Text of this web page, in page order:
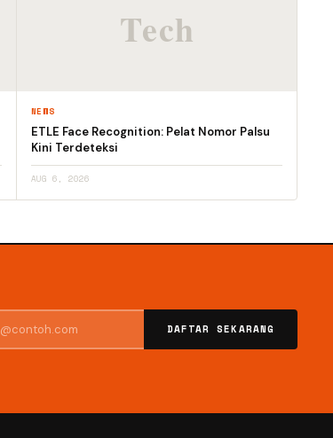
NEWS
ETLE Face Recognition: Pelat Nomor Palsu
Kini Terdeteksi
AUG 6, 2026
DAFTAR SEKARANG